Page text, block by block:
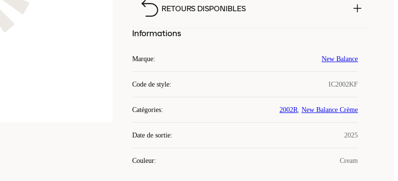
RETOURS DISPONIBLES
Informations
Marque: New Balance
Code de style: IC2002KF
Catégories: 2002R, New Balance Crème
Date de sortie: 2025
Couleur: Cream